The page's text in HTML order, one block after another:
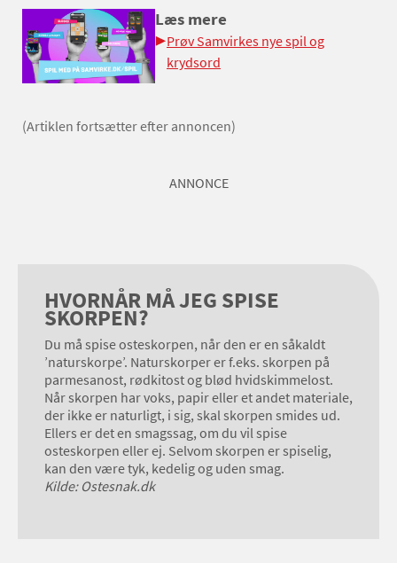
Læs mere
Prøv Samvirkes nye spil og
krydsord
(Artiklen fortsætter efter annoncen)
ANNONCE
HVORNÅR MÅ JEG SPISE
SKORPEN?
Du må spise osteskorpen, når den er en såkaldt
’naturskorpe’. Naturskorper er f.eks. skorpen på
parmesanost, rødkitost og blød hvidskimmelost.
Når skorpen har voks, papir eller et andet materiale,
der ikke er naturligt, i sig, skal skorpen smides ud.
Ellers er det en smagssag, om du vil spise
osteskorpen eller ej. Selvom skorpen er spiselig,
kan den være tyk, kedelig og uden smag.
Kilde: Ostesnak.dk